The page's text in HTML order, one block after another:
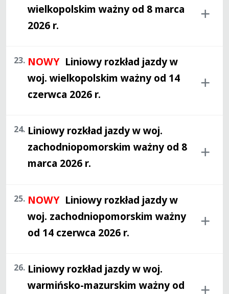
wielkopolskim ważny od 8 marca
2026 r.
23. NOWY Liniowy rozkład jazdy w
woj. wielkopolskim ważny od 14
czerwca 2026 r.
24. Liniowy rozkład jazdy w woj.
zachodniopomorskim ważny od 8
marca 2026 r.
25. NOWY Liniowy rozkład jazdy w
woj. zachodniopomorskim ważny
od 14 czerwca 2026 r.
26. Liniowy rozkład jazdy w woj.
warmińsko-mazurskim ważny od